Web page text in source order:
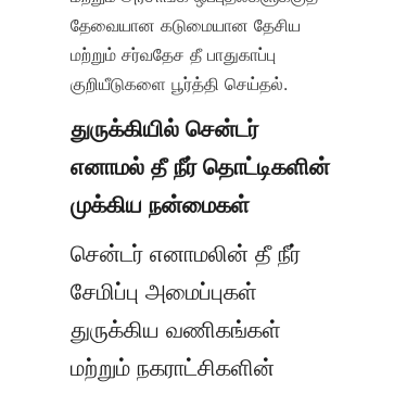
தேவையான கடுமையான தேசிய
மற்றும் சர்வதேச தீ பாதுகாப்பு
குறியீடுகளை பூர்த்தி செய்தல்.
துருக்கியில் சென்டர்
எனாமல் தீ நீர் தொட்டிகளின்
முக்கிய நன்மைகள்
சென்டர் எனாமலின் தீ நீர்
சேமிப்பு அமைப்புகள்
துருக்கிய வணிகங்கள்
மற்றும் நகராட்சிகளின்